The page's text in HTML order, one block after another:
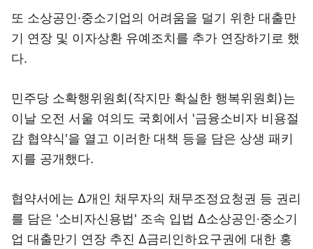
또 소상공인·중소기업의 어려움을 덜기 위한 대출만
기 연장 및 이자상환 유예조치를 추가 연장하기로 했
다.
민주당 소확행위원회(작지만 확실한 행복위원회)는
이날 오전 서울 여의도 국회에서 '금융소비자 비용절
감 협약식'을 열고 이러한 대책 등을 담은 상생 패키
지를 공개했다.
협약서에는 Δ개인 채무자의 채무조정요청권 등 권리
를 담은 '소비자신용법' 조속 입법 Δ소상공인·중소기
업 대출만기 연장 추진 Δ금리인하요구권에 대한 홍